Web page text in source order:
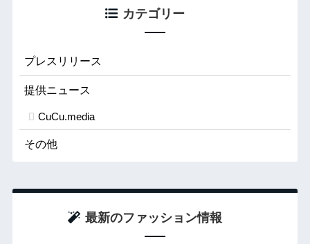
カテゴリー
プレスリリース
提供ニュース
CuCu.media
その他
最新のファッション情報